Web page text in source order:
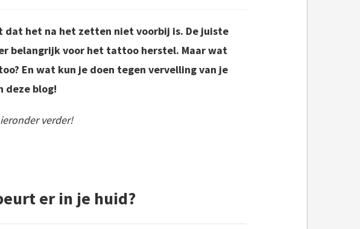
het na het zetten niet voorbij is. De juiste
belangrijk voor het tattoo herstel. Maar wat
En wat kun je doen tegen vervelling van je
deze blog!
verder!
er in je huid?